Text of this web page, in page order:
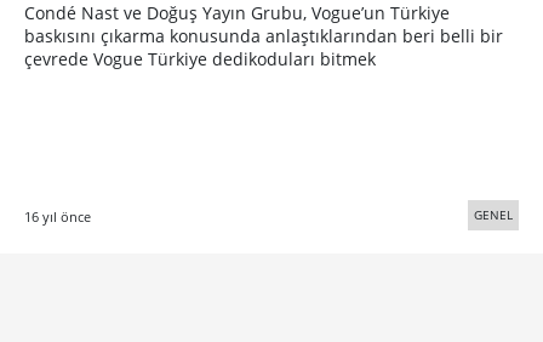
Condé Nast ve Doğuş Yayın Grubu, Vogue’un Türkiye
baskısını çıkarma konusunda anlaştıklarından beri belli bir
çevrede Vogue Türkiye dedikoduları bitmek
16 yıl önce GENEL